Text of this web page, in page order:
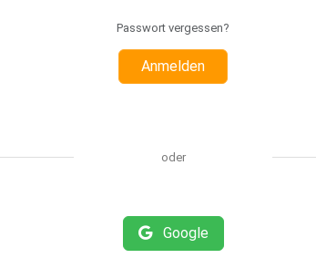
Passwort vergessen?
Anmelden
oder
Google